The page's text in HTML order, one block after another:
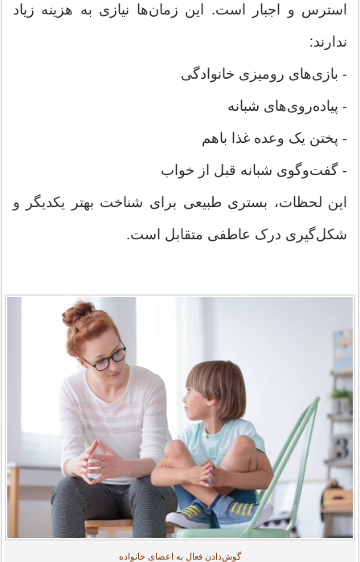
استرس و اجبار است. این زمان‌ها نیازی به هزینه زیاد
ندارند:
- بازی‌های رومیزی خانوادگی
- پیاده‌روی‌های شبانه
- پختن یک وعده غذا باهم
- گفت‌وگوی شبانه قبل از خواب
این لحظات، بستری طبیعی برای شناخت بهتر یکدیگر و
شکل‌گیری درک عاطفی متقابل است.
گوش‌دادن فعال به اعضای خانواده